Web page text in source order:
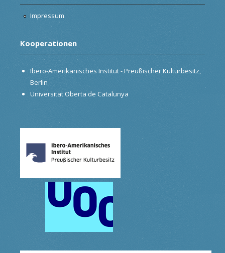
Impressum
Kooperationen
Ibero-Amerikanisches Institut - Preußischer Kulturbesitz,
Berlin
Universitat Oberta de Catalunya